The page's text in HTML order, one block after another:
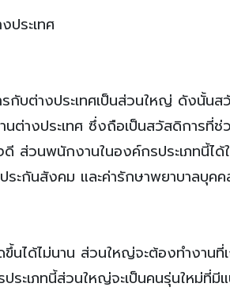
ประเทศ
บต่างประเทศเป็นส่วนใหญ่ ดังนั้นส
ต่างประเทศ ซึ่งถือเป็นสวัสดิการ
ดี ส่วนพนักงานในองค์กรประเภทนี้
ะกันสังคม และค่ารักษาพยาบาลบุค
นได้ไม่นาน ส่วนใหญ่จะต้องทำงานที่
ะเภทนี้ส่วนใหญ่จะเป็นคนรุ่นใหม่ที่